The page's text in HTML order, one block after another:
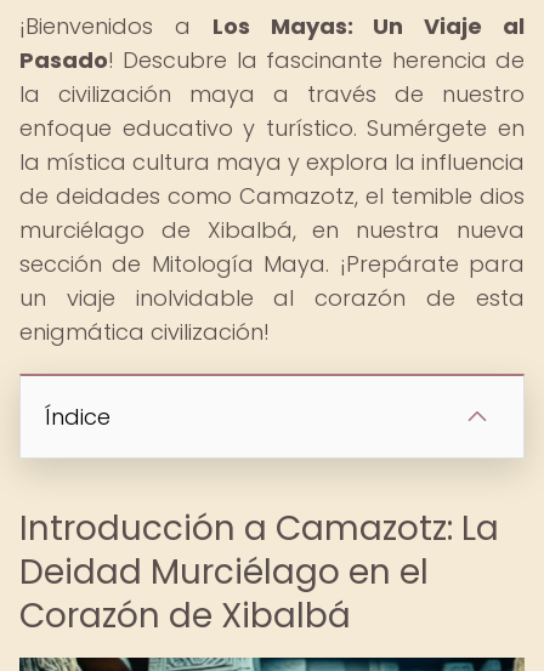
¡Bienvenidos a Los Mayas: Un Viaje al
Pasado! Descubre la fascinante herencia de
la civilización maya a través de nuestro
enfoque educativo y turístico. Sumérgete en
la mística cultura maya y explora la influencia
de deidades como Camazotz, el temible dios
murciélago de Xibalbá, en nuestra nueva
sección de Mitología Maya. ¡Prepárate para
un viaje inolvidable al corazón de esta
enigmática civilización!
Índice
Introducción a Camazotz: La
Deidad Murciélago en el
Corazón de Xibalbá